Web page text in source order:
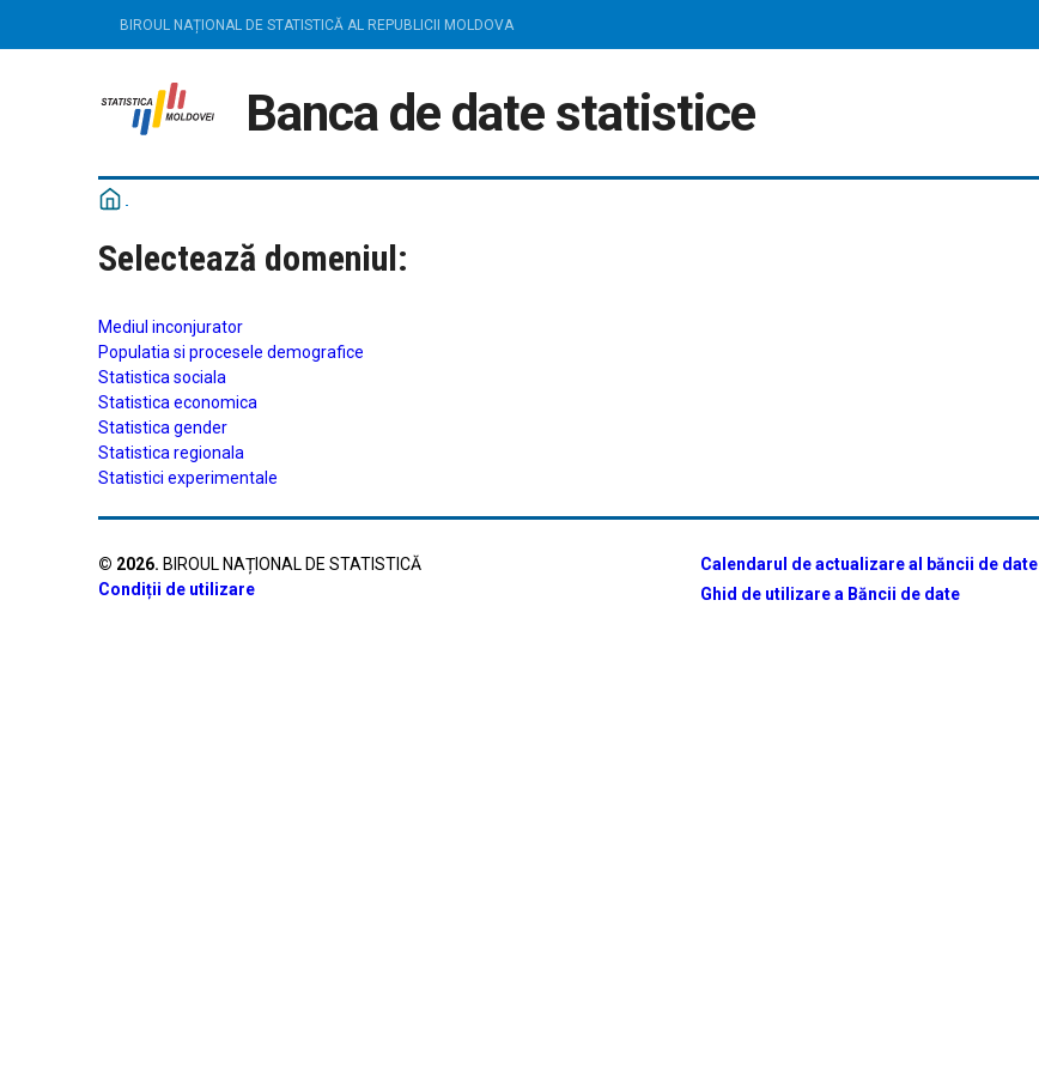
BIROUL NAȚIONAL DE STATISTICĂ AL REPUBLICII MOLDOVA
Banca de date statistice
Selectează domeniul:
Mediul inconjurator
Populatia si procesele demografice
Statistica sociala
Statistica economica
Statistica gender
Statistica regionala
Statistici experimentale
© 2026. BIROUL NAȚIONAL DE STATISTICĂ
Condiții de utilizare
Calendarul de actualizare al băncii de date
Ghid de utilizare a Băncii de date